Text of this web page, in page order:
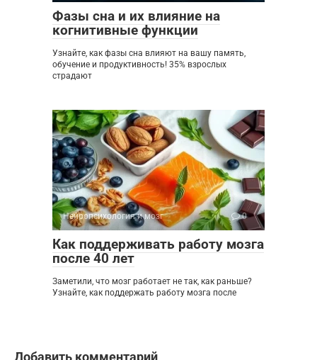
Фазы сна и их влияние на
когнитивные функции
Узнайте, как фазы сна влияют на вашу память,
обучение и продуктивность! 35% взрослых
страдают
Нейропсихология и мозг 0
Как поддерживать работу мозга
после 40 лет
Заметили, что мозг работает не так, как раньше?
Узнайте, как поддержать работу мозга после